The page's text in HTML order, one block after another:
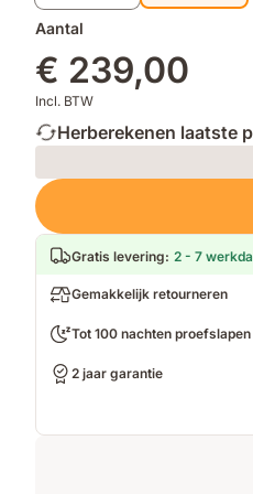
Aantal
€ 239,00
Incl. BTW
Herberekenen laatste
Loading
Gratis levering: 2 - 7
Gemakkelijk retourneren
Tot 100 nachten proefslapen
2 jaar garantie